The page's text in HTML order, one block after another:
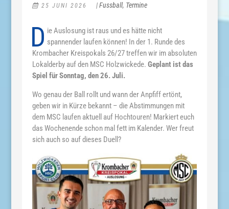
25 JUNI 2026 |Fussball, Termine
D ie Auslosung ist raus und es hätte nicht
spannender laufen können! In der 1. Runde des
Krombacher Kreispokals 26/27 treffen wir im absoluten
Lokalderby auf den MSC Holzwickede. Geplant ist das
Spiel für Sonntag, den 26. Juli.
Wo genau der Ball rollt und wann der Anpfiff ertönt,
geben wir in Kürze bekannt – die Abstimmungen mit
dem MSC laufen aktuell auf Hochtouren! Markiert euch
das Wochenende schon mal fett im Kalender. Wer freut
sich auch so auf dieses Duell?